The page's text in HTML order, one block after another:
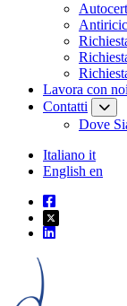
Lavora con noi
Contatti
Dove
Italiano it
English en